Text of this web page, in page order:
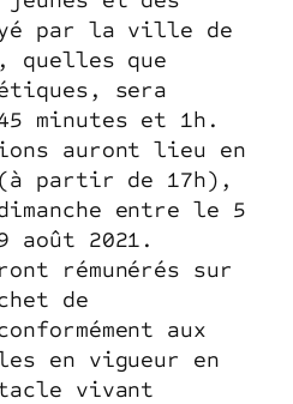
par la ville de
quelles que
sera
minutes et 1h.
auront lieu en
partir de 17h),
entre le 5
2021.
rémunérés sur
de
aux
en vigueur en
vivant